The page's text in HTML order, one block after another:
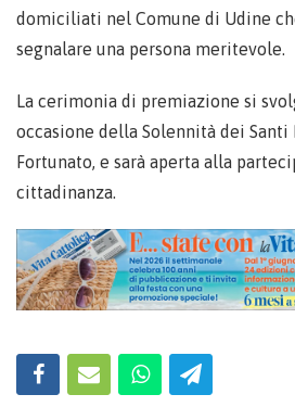
domiciliati nel Comune di Udine
segnalare una persona meritevole.
La cerimonia di premiazione si
occasione della Solennità dei Santi
Fortunato, e sarà aperta alla
cittadinanza.